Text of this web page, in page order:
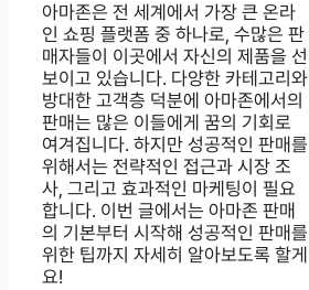
아마존은 전 세계에서 가장 큰 온라
인 쇼핑 플랫폼 중 하나로, 수많은 판
매자들이 이곳에서 자신의 제품을 선
보이고 있습니다. 다양한 카테고리와
방대한 고객층 덕분에 아마존에서의
판매는 많은 이들에게 꿈의 기회로
여겨집니다. 하지만 성공적인 판매를
위해서는 전략적인 접근과 시장 조
사, 그리고 효과적인 마케팅이 필요
합니다. 이번 글에서는 아마존 판매
의 기본부터 시작해 성공적인 판매를
위한 팁까지 자세히 알아보도록 할게
요!